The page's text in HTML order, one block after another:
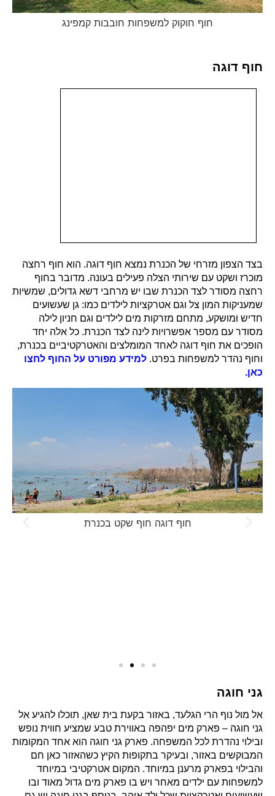
חוף חוקוק למשפחות חובבות קמפינג
חוף דוגה
בצד הצפון מזרחי של הכנרת נמצא חוף דוגה. הוא חוף רחצה
מוכרז ושקט עם שירותי הצלה פעילים בעונה. מדובר בחוף
רחצה מסודר לצד הכנרת שבו יש מרחבי דשא גדולים, שמשיות
שמעניקות המון צל וגם אטרקציות לילדים כמו: גן שעשועים
חדיש ומושקע, מתחם מזרקות מים לילדים וגם חניון לילה
מסודר עם מספר אפשרויות לינה לצד הכנרת. כל אלה יחד
הופכים את חוף דוגה לאחד המומלצים והאטרקטיביים בכנרת,
וחוף נהדר למשפחות בפרט. למידע מפורט על החוף לחצו
כאן.
חוף דוגה חוף שקט בכנרת
גני חוגה
אל מול נוף הרי הגלעד, באזור בקעת בית שאן, תוכלו להגיע אל
גני חוגה – פארק מים יפהפה באווירת טבע שמציע חווית נופש
ובילוי נהדרת לכל המשפחה. פארק גני חוגה הוא אחד המקומות
המבוקשים באזור, ובעיקר בתקופות הקיץ כשהאזור כאן חם
והבילוי בפארק מרענן במיוחד. המקום אטרקטיבי במיוחד
למשפחות עם ילדים מאחר ויש בו פארק מים גדול מאוד ובו